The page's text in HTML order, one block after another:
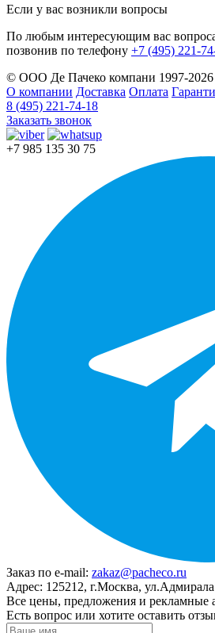
Если у вас возникли вопросы
По любым интересующим вас
позвонив по телефону +7 (495) 221-
© ООО Де Пачеко компани 1997-2026
О компании Доставка Оплата
8 (495) 221-74-18
Заказать звонок
+7 985 135 30 75
Заказ по e-mail: zakaz@pacheco.ru
Адрес: 125212, г.Москва,
Все цены, предложения и рекламные
Есть вопрос или хотите оставить